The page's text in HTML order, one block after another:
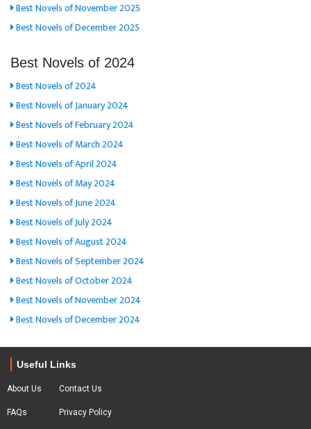
Best Novels of November 2025
Best Novels of December 2025
Best Novels of 2024
Best Novels of 2024
Best Novels of January 2024
Best Novels of February 2024
Best Novels of March 2024
Best Novels of April 2024
Best Novels of May 2024
Best Novels of June 2024
Best Novels of July 2024
Best Novels of August 2024
Best Novels of September 2024
Best Novels of October 2024
Best Novels of November 2024
Best Novels of December 2024
Useful Links
About Us
FAQs
Contact Us
Privacy Policy